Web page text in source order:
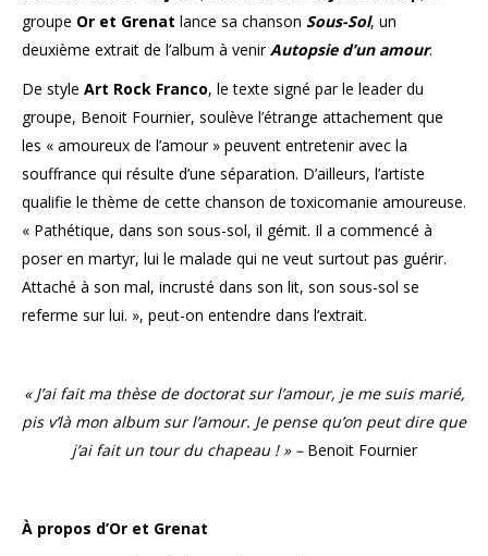
groupe Or et Grenat lance sa chanson Sous-Sol, un
deuxième extrait de l’album à venirAutopsie d’un amour.
De style Art Rock Franco, le texte signé par le leader du
groupe, Benoit Fournier, soulève l’étrange attachement que
les « amoureux de l’amour » peuvent entretenir avec la
souffrance qui résulte d’une séparation. D’ailleurs, l’artiste
qualifie le thème de cette chanson de toxicomanie amoureuse.
« Pathétique, dans son sous-sol, il gémit. Il a commencé à
poser en martyr, lui le malade qui ne veut surtout pas guérir.
Attaché à son mal, incrusté dans son lit, son sous-sol se
referme sur lui. », peut-on entendre dans l’extrait.
« J’ai fait ma thèse de doctorat sur l’amour, je me suis marié,
pis v’là mon album sur l’amour. Je pense qu’on peut dire que
j’ai fait un tour du chapeau ! » – Benoit Fournier
À propos d’Or et Grenat